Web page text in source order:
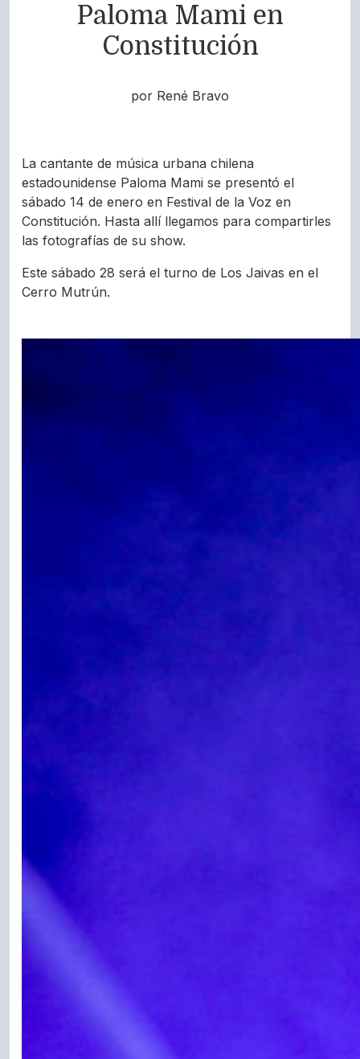
Paloma Mami en
Constitución
por René Bravo
La cantante de música urbana chilena
estadounidense Paloma Mami se presentó el
sábado 14 de enero en Festival de la Voz en
Constitución. Hasta allí llegamos para compartirles
las fotografías de su show.
Este sábado 28 será el turno de Los Jaivas en el
Cerro Mutrún.